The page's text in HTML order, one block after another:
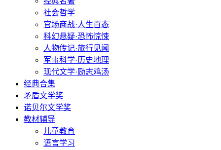
社会哲学
官场商战·人生百态
科幻悬疑·恐怖惊悚
人物传记·旅行见闻
军事科学·历史地理
现代文学·励志鸡汤
经典合集
矛盾文学奖
诺贝尔文学奖
教材辅导
儿童教育
语言学习